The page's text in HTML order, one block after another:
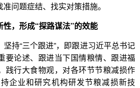
问题症结、找实对策措施。
性，形成“探路谋法”的效能
持“三个跟进”，即跟进习近平总书记
要论述、跟进当下国情粮情、跟进福
践行大食物观，对各环节节粮减损作
企业和研究机构研发节粮减损新技